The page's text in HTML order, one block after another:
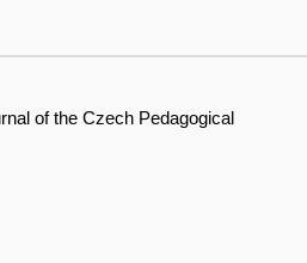
of the Czech Pedagogical